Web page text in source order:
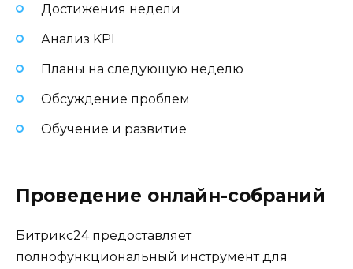
Достижения недели
Анализ KPI
Планы на следующую неделю
Обсуждение проблем
Обучение и развитие
Проведение онлайн-собраний
Битрикс24 предоставляет
полнофункциональный инструмент для